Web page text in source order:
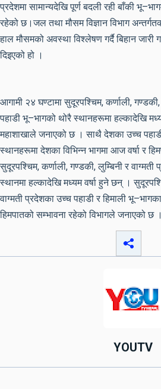
प्रदेशमा सामान्यदेखि पूर्ण बदली रही बाँकी
रहेको छ।जल तथा मौसम विज्ञान विभाग
हाल मौसमको अवस्था विश्लेषण गर्दै बिहान जारी
दिइएको हो ।
आगामी २४ घण्टामा सुदूरपश्चिम, कर्णाली,
पहाडी भू–भागको थोरै स्थानहरूमा हल्कादेखि
महाशाखाले जनाएको छ । साथै देशका उच्च
स्थानहरूमा देशका विभिन्न भागमा आज वर्षा र
सुदूरपश्चिम, कर्णाली, गण्डकी, लुम्बिनी र
स्थानमा हल्कादेखि मध्यम वर्षा हुने छन् ।
वाग्मती प्रदेशका उच्च पहाडी र हिमाली
हिमपातको सम्भावना रहेको विभागले जनाएको छ ।
YOUTV